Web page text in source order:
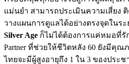
แม่นยำ สามารถประเมินความเสี่ยง
วางแผนการดูแลได้อย่างตรงจุดในระ
Silver Age ก็ไม่ได้ต้องการแค่หมอที่รั
Partner ที่ช่วยให้ชีวิตหลัง 60 ยังมีคุ
ไทยจะมีผู้สูงอายุถึง 1 ใน 3 ของประ